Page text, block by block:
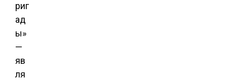
риг
ад
ы»
—
яв
ля